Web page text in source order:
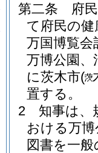
第二条
府
て府民の
万国博覧会
万博公園、
に茨木市(
置する。
2
知事は、
おける万
図書を一